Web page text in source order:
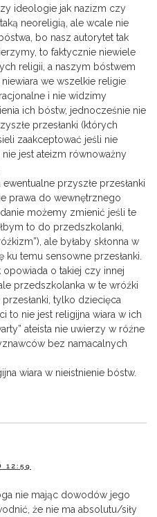
ideologie jak nazizm czy
neoreligią, ale wcale nie
bo nasz autorytet tak
to faktycznie niewiele
religii, a naszym bóstwem
we wszelkie religie
i nie widzimy
ich bóstw, jednocześnie nie
przesłanki (których
zaakceptować jeśli nie
jest ateizm równoważny
przyszłe przesłanki
prawa do wewnętrznego
możemy zmienić jeśli te
to do przedszkolanki,
ale byłaby skłonna w
temu sensowne przesłanki.
o takiej czy innej
przedszkolanka w te wróźki
tylko dziecięca
to nie jest religijna wiara w ich
ateista nie uwierzy w róźne
bez namacalnych
wiara w nieistnienie bóstw.
12:59
nie mając dowodów jego
że nie ma absolutu/siły